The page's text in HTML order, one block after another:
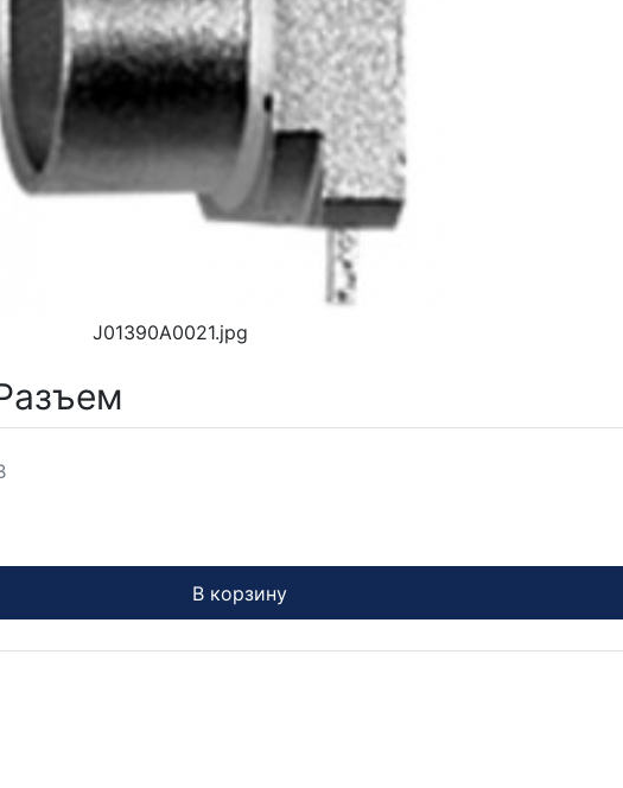
J01390A0021.jpg
В корзину